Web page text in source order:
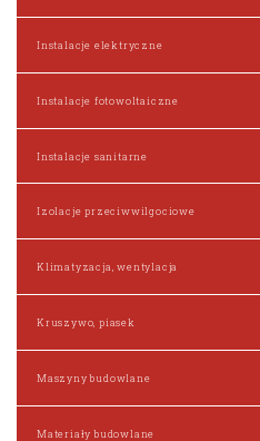
Instalacje elektryczne
Instalacje fotowoltaiczne
Instalacje sanitarne
Izolacje przeciwwilgociowe
Klimatyzacja, wentylacja
Kruszywo, piasek
Maszyny budowlane
Materiały budowlane